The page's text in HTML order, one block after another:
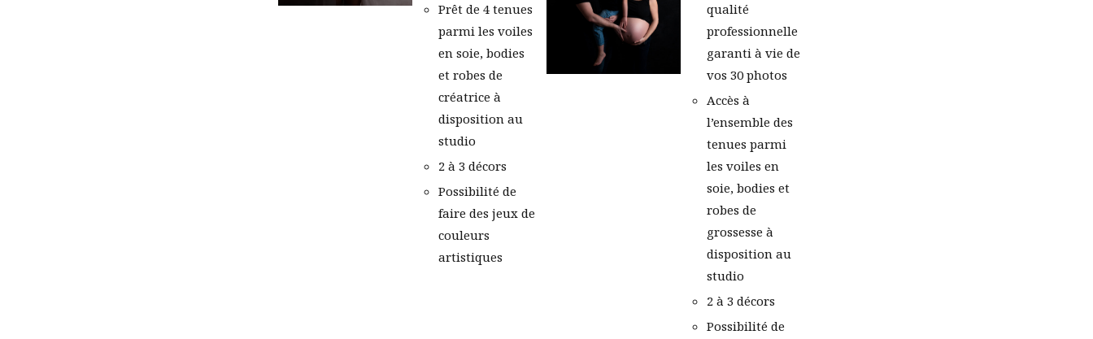
Prêt de 4 tenues
parmi les voiles
en soie, bodies
et robes de
créatrice à
disposition au
studio
2 à 3 décors
Possibilité de
faire des jeux de
couleurs
artistiques
qualité
professionnelle
garanti à vie de
vos 30 photos
Accès à
l’ensemble des
tenues parmi
les voiles en
soie, bodies et
robes de
grossesse à
disposition au
studio
2 à 3 décors
Possibilité de